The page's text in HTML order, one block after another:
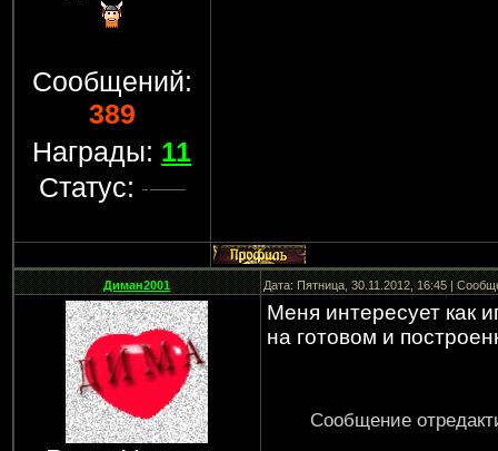
Сообщений:
389
Награды: 11
Статус:
Диман2001 Дата: Пятница, 30.11.2012, 16:45 |
Меня интересует как
на готовом и
Сообщение